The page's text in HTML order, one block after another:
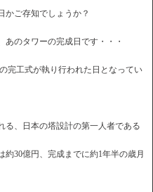
かご存知でしょうか？
のタワーの完成日です・・・
完工式が執り行われた日となってい
る、日本の塔設計の第一人者である
30億円、完成までに約1年半の歳月